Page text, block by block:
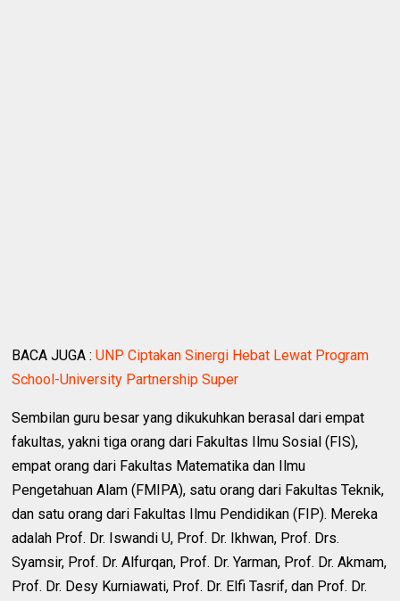
BACA JUGA :UNP Ciptakan Sinergi Hebat Lewat Program
School-University Partnership Super
Sembilan guru besar yang dikukuhkan berasal dari empat
fakultas, yakni tiga orang dari Fakultas Ilmu Sosial (FIS),
empat orang dari Fakultas Matematika dan Ilmu
Pengetahuan Alam (FMIPA), satu orang dari Fakultas Teknik,
dan satu orang dari Fakultas Ilmu Pendidikan (FIP). Mereka
adalah Prof. Dr. Iswandi U, Prof. Dr. Ikhwan, Prof. Drs.
Syamsir, Prof. Dr. Alfurqan, Prof. Dr. Yarman, Prof. Dr. Akmam,
Prof. Dr. Desy Kurniawati, Prof. Dr. Elfi Tasrif, dan Prof. Dr.